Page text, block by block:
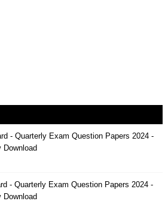
- Quarterly Exam Question Papers 2024 -
Download
- Quarterly Exam Question Papers 2024 -
Download